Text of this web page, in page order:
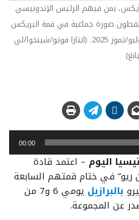
بمن فيهم الرئيس الإندونيسي
صورة جماعية في قمة البريكس
في ريو دي جانيرو، البرازيل، في 6 يوليو/تموز 2025. (انتارا فوتو/شينخوا/لي
00:00
اليوم – اعتمد قادة
ريو” في ختام قمتهم السابعة
بالبرازيل
يومي 6 و7 من
عن المجموعة.